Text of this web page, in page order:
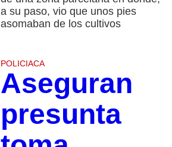
a su paso, vio que unos pies
asomaban de los cultivos
POLICIACA
Aseguran
presunta